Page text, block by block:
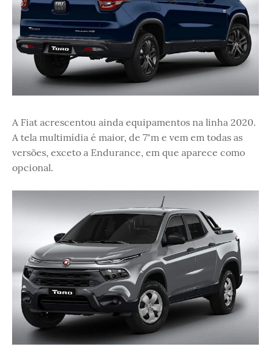
A Fiat acrescentou ainda equipamentos na linha 2020.
A tela multimídia é maior, de 7"m e vem em todas as
versões, exceto a Endurance, em que aparece como
opcional.